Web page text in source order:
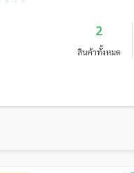
2
สินค้าทั้งหมด